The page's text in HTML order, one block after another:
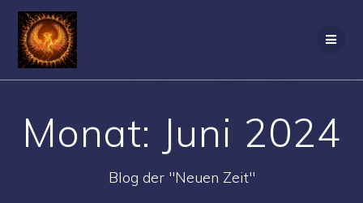
Monat: Juni 2024
Blog der "Neuen Zeit"